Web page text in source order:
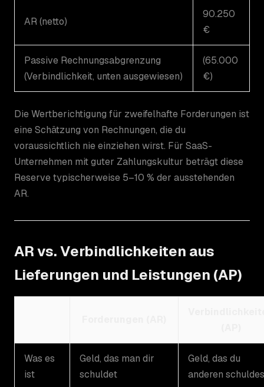
AR (netto)
90.250
€
Passive Rechnungsabgrenzung
(Verbindlichkeit, unten ausgewiesen)
(65.000
€)
Die Wertberichtigung für zweifelhafte Forderungen ist
eine Schätzung von Rechnungen, die du
voraussichtlich nie einziehen wirst. Für SaaS-
Unternehmen mit guter Zahlungskultur beträgt diese
Reserve typischerweise 5–10 % der ausstehenden
AR.
AR vs. Verbindlichkeiten aus
Lieferungen und Leistungen (AP)
Was es
ist
Geld, das man dir
schuldet
Geld, das du
anderen